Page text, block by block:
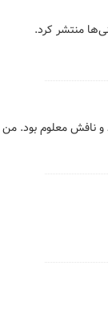
منتشر کرد.
و نافش معلوم بود.